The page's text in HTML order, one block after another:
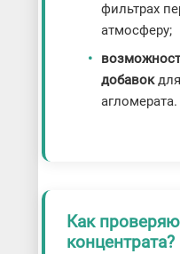
фильтрах
атмосферу;
добавокдля
агломерата.
Как
концентрата?